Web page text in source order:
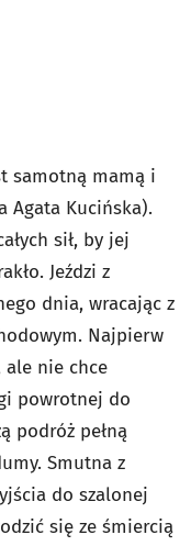
samotną mamą i
Agata Kucińska).
sił, by jej
Jeździ z
dnia, wracając z
Najpierw
ale nie chce
powrotnej do
podróż pełną
Smutna z
do szalonej
się ze śmiercią